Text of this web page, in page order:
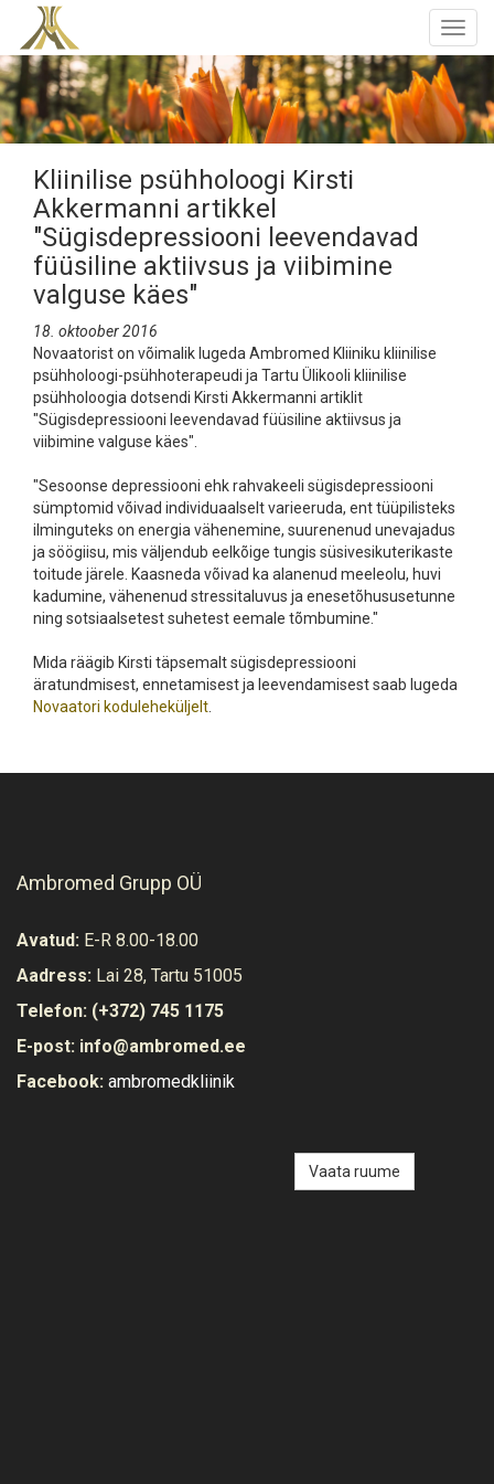
Kliinilise psühholoogi Kirsti
Akkermanni artikkel
"Sügisdepressiooni leevendavad
füüsiline aktiivsus ja viibimine
valguse käes"
18. oktoober 2016
Novaatorist on võimalik lugeda Ambromed Kliiniku kliinilise
psühholoogi-psühhoterapeudi ja Tartu Ülikooli kliinilise
psühholoogia dotsendi Kirsti Akkermanni artiklit
"Sügisdepressiooni leevendavad füüsiline aktiivsus ja
viibimine valguse käes".
"Sesoonse depressiooni ehk rahvakeeli sügisdepressiooni
sümptomid võivad individuaalselt varieeruda, ent tüüpilisteks
ilminguteks on energia vähenemine, suurenenud unevajadus
ja söögiisu, mis väljendub eelkõige tungis süsivesikuterikaste
toitude järele. Kaasneda võivad ka alanenud meeleolu, huvi
kadumine, vähenenud stressitaluvus ja enesetõhususetunne
ning sotsiaalsetest suhetest eemale tõmbumine."
Mida räägib Kirsti täpsemalt sügisdepressiooni
äratundmisest, ennetamisest ja leevendamisest saab lugeda
Novaatori koduleheküljelt
Ambromed Grupp OÜ
Avatud: E-R 8.00-18.00
Aadress: Lai 28, Tartu 51005
Telefon: (+372) 745 1175
E-post: info@ambromed.ee
Facebook: ambromedkliinik
Vaata ruume